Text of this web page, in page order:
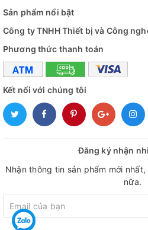
Sản phẩm nổi bật
Công ty TNHH Thiết bị và Công
Phương thức thanh toán
Kết nối với chúng tôi
Đăng ký nhận
Nhận thông tin sản phẩm mới
nữa.